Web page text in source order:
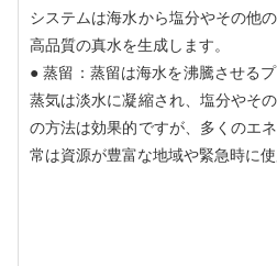
システムは海水から塩分やその他
高品質の真水を生成します。
● 蒸留：蒸留は海水を沸騰させる
蒸気は淡水に凝縮され、塩分やそ
の方法は効果的ですが、多くのエ
常は資源が豊富な地域や緊急時に使